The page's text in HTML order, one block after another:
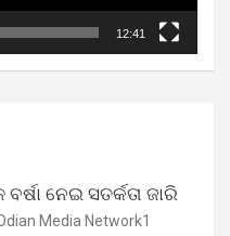
12:41
ନେଇ ସତର୍କତା ଜାରି
Media Network1